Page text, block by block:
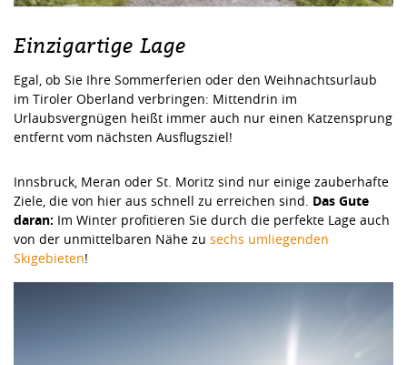
Einzigartige Lage
Egal, ob Sie Ihre Sommerferien oder den Weihnachtsurlaub
im Tiroler Oberland verbringen: Mittendrin im
Urlaubsvergnügen heißt immer auch nur einen Katzensprung
entfernt vom nächsten Ausflugsziel!
Innsbruck, Meran oder St. Moritz sind nur einige zauberhafte
Ziele, die von hier aus schnell zu erreichen sind. Das Gute
daran: Im Winter profitieren Sie durch die perfekte Lage auch
von der unmittelbaren Nähe zu sechs umliegenden
Skigebieten!